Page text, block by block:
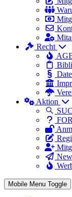
Recht
Aktion
Mobile Menu Toggle